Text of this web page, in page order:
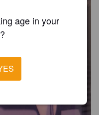
age in your